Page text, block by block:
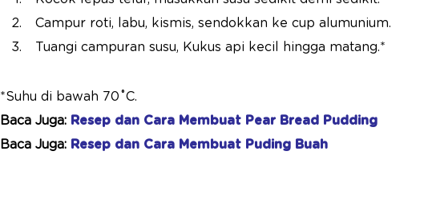
Campur roti, labu, kismis, sendokkan ke cup alumunium.
Tuangi campuran susu, Kukus api kecil hingga matang.*
*Suhu di bawah 70˚C.
Baca Juga: Resep dan Cara Membuat Pear Bread Pudding
Baca Juga: Resep dan Cara Membuat Puding Buah